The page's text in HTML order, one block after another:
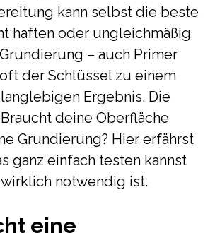
kann selbst die beste
haften oder ungleichmäßig
– auch Primer
der Schlüssel zu einem
Ergebnis. Die
deine Oberfläche
Grundierung? Hier erfährst
ganz einfach testen kannst
notwendig ist.
eine